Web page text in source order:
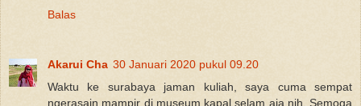
Balas
Akarui Cha 30 Januari 2020 pukul 09.20
Waktu ke surabaya jaman kuliah, saya cuma sempat
ngerasain mampir di museum kapal selam aja nih. Semoga